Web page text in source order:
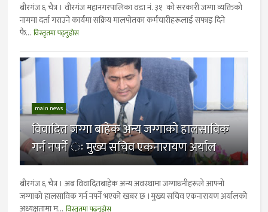
बीरगंज ६ चैत्र । वीरगंज महानगरपालिका वडा नं. ३१ को सरकारी जग्गा व्यक्तिको
नाममा दर्ता गराउने कार्यमा सक्रिय मालपोतका कर्मचारीहरूलाई सफाइ दिने
फै... विस्तृतमा पढ्नुहोस
main news
विवादित जग्गा बाहेक अन्य जग्गाकाे हालसाविक
गर्न नपर्ने ः मुख्य सचिव एकनारायण अर्याल
बीरगंज ६ चैत्र । अब विवादितबाहेक अन्य अवस्थामा जग्गाधनीहरूले आफ्नो
जग्गाको हालसाविक गर्न नपर्ने भएको खबर छ ।मुख्य सचिव एकनारायण अर्यालको
अध्यक्षतामा म... विस्तृतमा पढ्नुहोस